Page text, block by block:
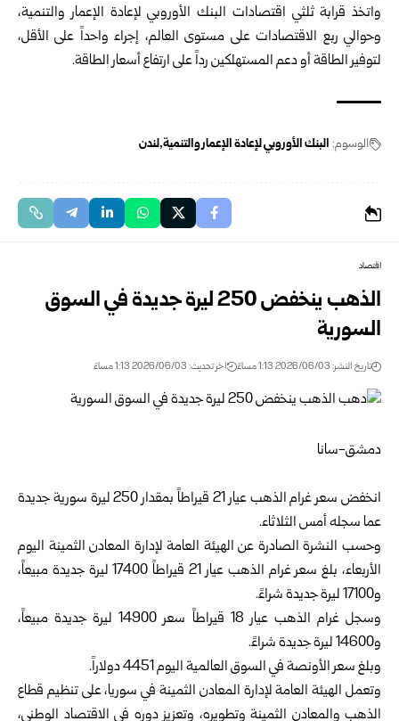
واتخذ قرابة ثلثي اقتصادات البنك الأوروبي لإعادة الإعمار والتنمية،
وحوالي ربع الاقتصادات على مستوى العالم، إجراء واحداً على الأقل،
لتوفير الطاقة أو دعم المستهلكين رداً على ارتفاع أسعار الطاقة.
الوسوم: البنك الأوروبي لإعادة الإعمار والتنمية لندن
اقتصاد
الذهب ينخفض 250 ليرة جديدة في السوق
السورية
تاريخ النشر: 2026/06/03 1:13 مساءً اخر تحديث: 2026/06/03 1:13 مساءً
دمشق-سانا
انخفض سعر غرام الذهب عيار 21 قيراطاً بمقدار 250 ليرة سورية جديدة
‏عما سجله أمس الثلاثاء. ‌‏ ‏
وحسب النشرة الصادرة عن الهيئة العامة لإدارة المعادن الثمينة اليوم
‏الأربعاء، بلغ سعر غرام الذهب عيار 21 قيراطاً 17400 ليرة ‏جديدة مبيعاً،
‏و17100 ليرة جديدة شراءً. ‏ ‏
وسجل غرام الذهب عيار 18 قيراطاً سعر 14900 ليرة جديدة مبيعاً،
‏و14600 ليرة جديدة شراءً. ‏ ‏
وبلغ سعر الأونصة في السوق العالمية اليوم 4451 دولاراً. ‏
وتعمل الهيئة العامة لإدارة المعادن الثمينة في سوريا، على تنظيم قطاع
‏الذهب والمعادن الثمينة وتطويره، وتعزيز ‏دوره في الاقتصاد الوطني،